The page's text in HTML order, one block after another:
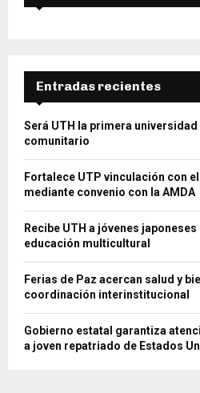
Entradas recientes
Será UTH la primera
comunitario
Fortalece UTP vinculación con
mediante convenio con la AMDA
Recibe UTH a jóvenes
educación multicultural
Ferias de Paz acercan salud y
coordinación interinstitucional
Gobierno estatal garantiza
a joven repatriado de Estados